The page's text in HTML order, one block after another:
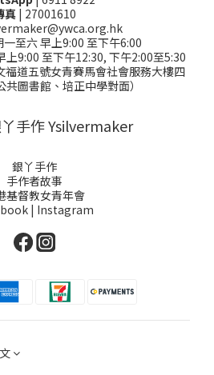
真| 27001610
一至六 早上9:00 至下午6:00
上9:00 至下午12:30, 下午2:00至5:30
福道五號女青賽馬會社會服務大樓四
圖書館、培正中學對面）
手作 Ysilvermaker
銀丫手作
手作者故事
基督教女青年會
| Instagram